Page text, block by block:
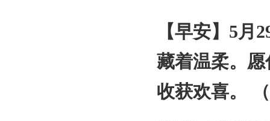
【早安】5
藏着温柔。
收获欢喜。